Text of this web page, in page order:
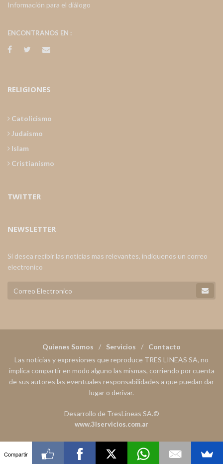
Información para el diálogo
ENCONTRANOS EN :
RELIGIONES
Catolicismo
Judaismo
Islam
Cristianismo
TWITTER
NEWSLETTER
Si desea recibir las noticias mas relevantes, indiquenos un correo
electronico
Quienes Somos Servicios
Contacto
Las noticias y expresiones que reproduce TRES LINEAS SA, no
implica compartir en modo alguno las mismas, corriendo por cuenta
de sus autores las eventuales responsabilidades a que puedan dar
lugar o derivar.
Desarrollo de TresLineas SA.©
www.3lservicios.com.ar
Compartir